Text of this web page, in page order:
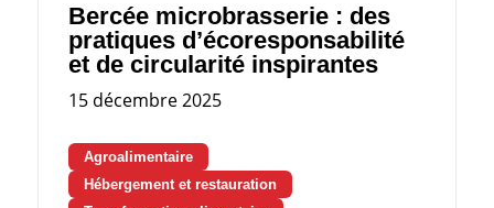
Bercée microbrasserie : des
pratiques d’écoresponsabilité
et de circularité inspirantes
15 décembre 2025
Agroalimentaire
Hébergement et restauration